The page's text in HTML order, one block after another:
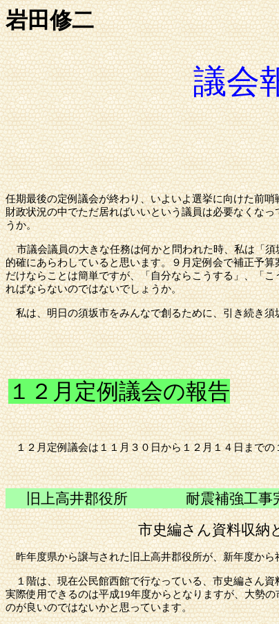
岩田修二
議会
任期最後の定例議会が終わり、いよいよ選挙に向けた前
財政状況の中でただ居ればいいという議員は必要なくな
うか。
市議会議員の大きな任務は何かと問われた時、私は「須
的確にあらわしていると思います。９月定例会で補正予
だけならことは簡単ですが、「自分ならこうする」、「
ればならないのではないでしょうか。
私は、明日の須坂市をみんなで創るために、引き続き須
１２月定例議会の報告
１２月定例議会は１１月３０日から１２月１４日までの
旧上高井郡役所 耐震補強工事
市史編さん資料収
昨年度県から譲与された旧上高井郡役所が、新年度から
１階は、現在公民館西館で行なっている、市史編さん資
実際使用できるのは平成19年度からとなりますが、大勢
のが良いのではないかと思っています。